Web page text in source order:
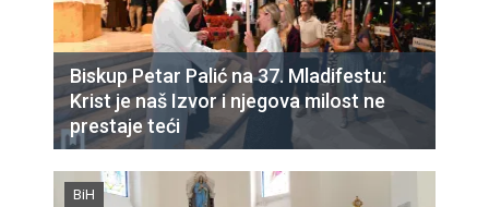
Biskup Petar Palić na 37. Mladifestu:
Krist je naš Izvor i njegova milost ne
prestaje teći
BiH